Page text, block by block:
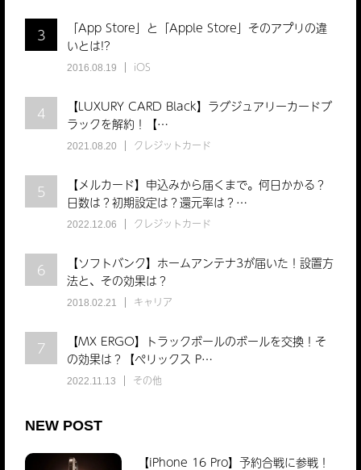
3
「App Store」と「Apple Store」そのアプリの違
いとは!?
2016.08.19 iOS
4
【LUXURY CARD Black】ラグジュアリーカードブ
ラックを解約！【…
2021.08.20 クレジットカード
5
【メルカード】申込みから届くまで。何日かかる？
日数は？初期設定は？還元率は？…
2022.12.06 クレジットカード
6
【ソフトバンク】ホームアンテナ3が届いた！設置方
法と、その効果は？
2018.02.21 キャリア
7
【MX ERGO】トラックボールのボールを交換！そ
の効果は？【ぺリックス P…
2022.11.13 その他
NEW POST
【iPhone 16 Pro】予約合戦に参戦！